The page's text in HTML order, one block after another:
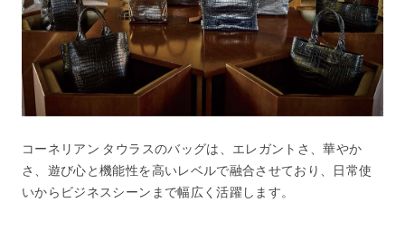
コーネリアン タウラスのバッグは、エレガントさ、華やか
さ、遊び心と機能性を高いレベルで融合させており、日常使
いからビジネスシーンまで幅広く活躍します。